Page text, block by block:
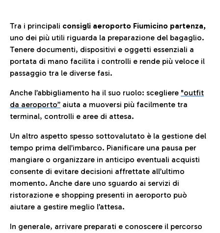
Tra i principali consigli aeroporto Fiumicino partenza,
uno dei più utili riguarda la preparazione del bagaglio.
Tenere documenti, dispositivi e oggetti essenziali a
portata di mano facilita i controlli e rende più veloce il
passaggio tra le diverse fasi.
Anche l’abbigliamento ha il suo ruolo: scegliere "outfit
da aeroporto” aiuta a muoversi più facilmente tra
terminal, controlli e aree di attesa.
Un altro aspetto spesso sottovalutato è la gestione del
tempo prima dell’imbarco. Pianificare una pausa per
mangiare o organizzare in anticipo eventuali acquisti
consente di evitare decisioni affrettate all’ultimo
momento. Anche dare uno sguardo ai servizi di
ristorazione e shopping presenti in aeroporto può
aiutare a gestire meglio l’attesa.
In generale, arrivare preparati e conoscere il percorso